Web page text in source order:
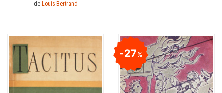
de Louis Bertrand
27%